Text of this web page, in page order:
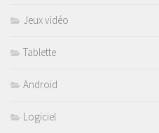
Jeux vidéo
Tablette
Android
Logiciel